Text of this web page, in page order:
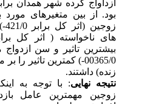
بود. از بین متغیرهای
بیشترین تاثیر و سن ازدواج
00365/0-) کمترین تاثیر
زنده) داشتند.
نتیجه نهایی: با توجه به
زوجین مهمترین عامل